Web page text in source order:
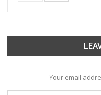
Your email